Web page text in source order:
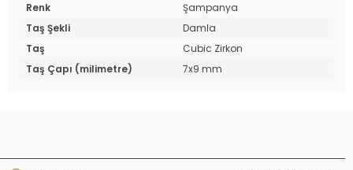
Renk
Şampanya
Taş Şekli
Damla
Taş
Cubic Zirkon
Taş Çapı (milimetre)
7x9 mm